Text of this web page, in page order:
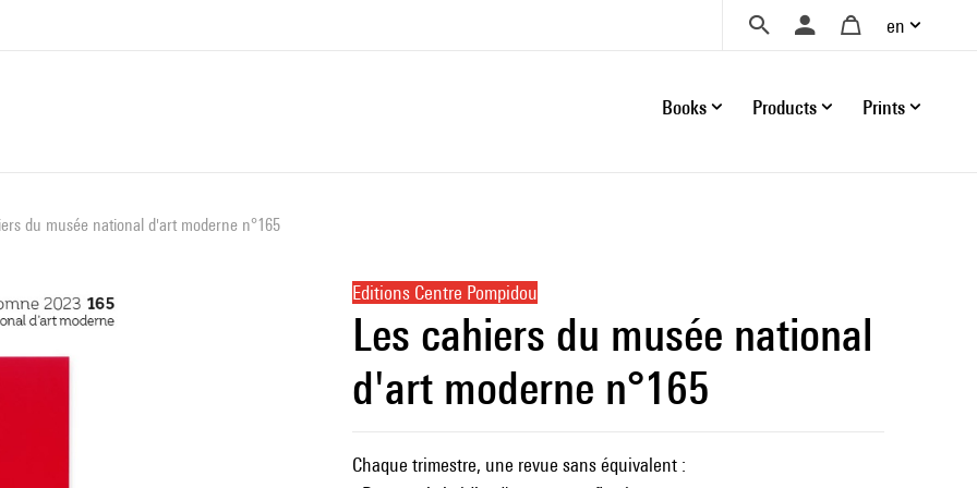
en
Books Products Prints
du musée national d'art moderne n°165
Editions Centre Pompidou
Les cahiers du musée national
d'art moderne n°165
Chaque trimestre, une revue sans équivalent :